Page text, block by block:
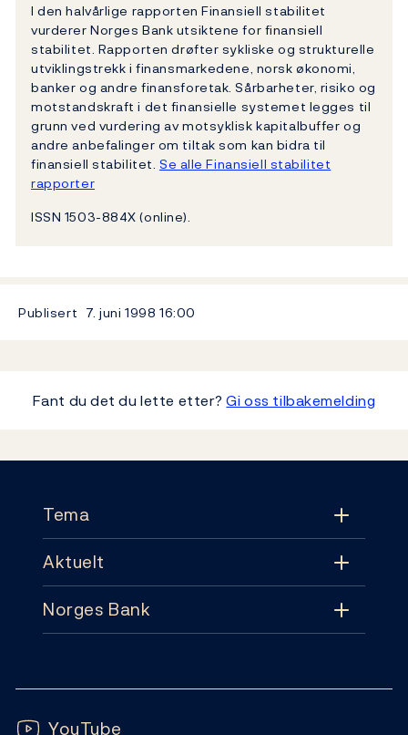
I den halvårlige rapporten Finansiell stabilitet
vurderer Norges Bank utsiktene for finansiell
stabilitet. Rapporten drøfter sykliske og strukturelle
utviklingstrekk i finansmarkedene, norsk økonomi,
banker og andre finansforetak. Sårbarheter, risiko og
motstandskraft i det finansielle systemet legges til
grunn ved vurdering av motsyklisk kapitalbuffer og
andre anbefalinger om tiltak som kan bidra til
finansiell stabilitet. Se alle Finansiell stabilitet
rapporter
ISSN 1503-884X (online).
Publisert 7. juni 1998 16:00
Fant du det du lette etter?Gi oss tilbakemelding
Tema
Tema
Pengepolitikk
Aktuelt
Aktuelt
Publikasjoner
Norges Bank
Abonnement
Følg oss:
YouTube